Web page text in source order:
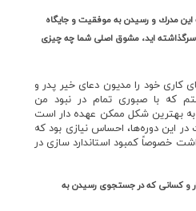
اين مدرك و رسيدن به موفقيت و جايگاه
ايد، مشوق اصلي شما چه چيزي
كاري خود را مديون دعاي خير پدر و
كه با صبوري تمام در نبود من
به بهترين شكل ممكن عهده دار است
دوره‌ها، احساس نيازي بود كه
خصوصاً كمبود استاندارد سازي در
كار و كساني كه در جستجوي رسيدن به
؟